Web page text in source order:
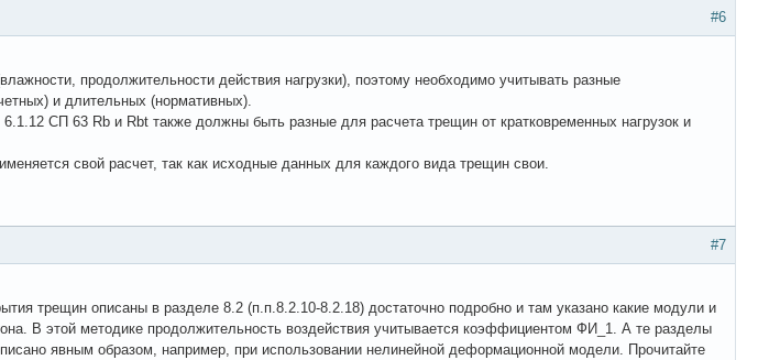
#6
продолжительности действия нагрузки), поэтому необходимо учитывать разные
и длительных (нормативных).
СП 63 Rb и Rbt также должны быть разные для расчета трещин от кратковременных нагрузок и
свой расчет, так как исходные данных для каждого вида трещин свои.
#7
трещин описаны в разделе 8.2 (п.п.8.2.10-8.2.18) достаточно подробно и там указано какие модули и
В этой методике продолжительность воздействия учитывается коэффициентом ФИ_1. А те разделы
явным образом, например, при использовании нелинейной деформационной модели. Прочитайте